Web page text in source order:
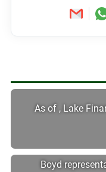
As of , Lake
Boyd